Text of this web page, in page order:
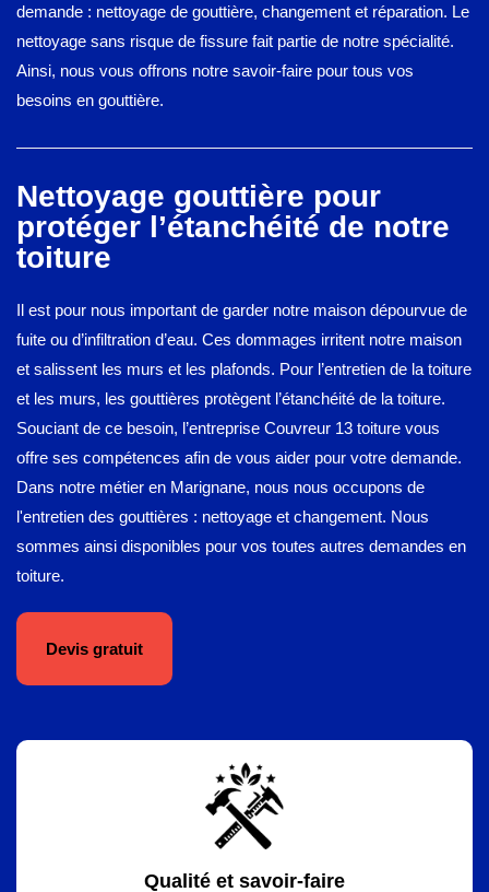
demande : nettoyage de gouttière, changement et réparation. Le
nettoyage sans risque de fissure fait partie de notre spécialité.
Ainsi, nous vous offrons notre savoir-faire pour tous vos
besoins en gouttière.
Nettoyage gouttière pour
protéger l’étanchéité de notre
toiture
Il est pour nous important de garder notre maison dépourvue de
fuite ou d’infiltration d’eau. Ces dommages irritent notre maison
et salissent les murs et les plafonds. Pour l’entretien de la toiture
et les murs, les gouttières protègent l’étanchéité de la toiture.
Souciant de ce besoin, l’entreprise Couvreur 13 toiture vous
offre ses compétences afin de vous aider pour votre demande.
Dans notre métier en Marignane, nous nous occupons de
l'entretien des gouttières : nettoyage et changement. Nous
sommes ainsi disponibles pour vos toutes autres demandes en
toiture.
Devis gratuit
Qualité et savoir-faire